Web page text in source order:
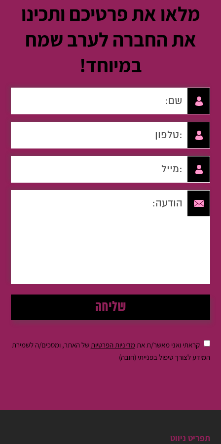
מלאו את פרטיכם ותכינו
את החברה לערב שמח
במיוחד!
קראתי ואני מאשר/ת אתמדיניות הפרטיות של האתר, ומסכים/ה לשמירת
המידע לצורך טיפול בפנייתי (חובה)
תפריט ניווט